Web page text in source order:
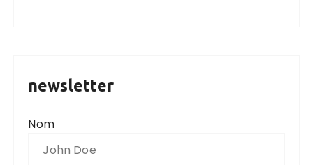
newsletter
Nom